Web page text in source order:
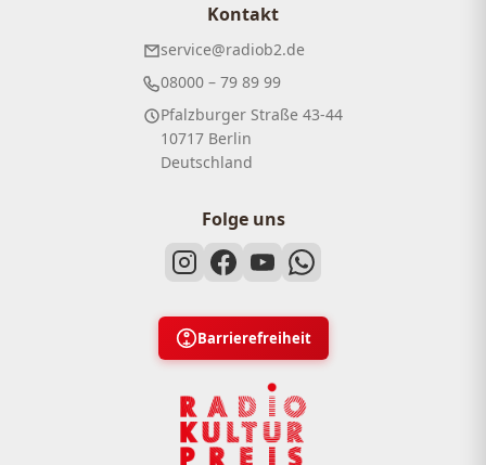
Kontakt
service@radiob2.de
08000 – 79 89 99
Pfalzburger Straße 43-44
10717 Berlin
Deutschland
Folge uns
Barrierefreiheit